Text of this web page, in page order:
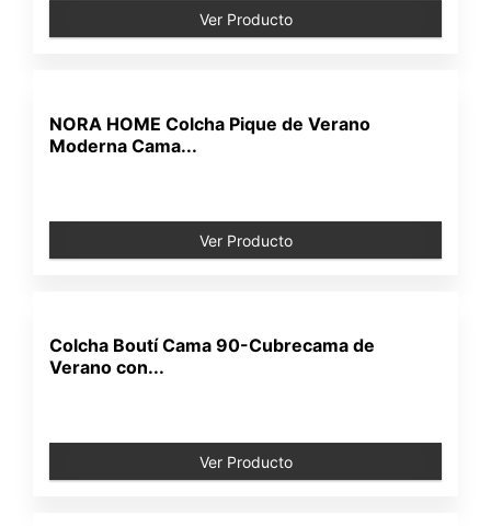
Ver Producto
NORA HOME Colcha Pique de Verano
Moderna Cama...
Ver Producto
Colcha Boutí Cama 90-Cubrecama de
Verano con...
Ver Producto